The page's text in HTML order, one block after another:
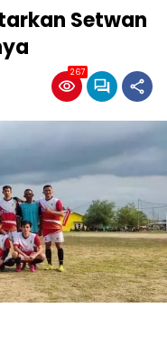
Setwan
267